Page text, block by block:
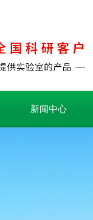
新闻中心